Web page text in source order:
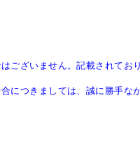
ございません。記載されてお
につきましては、誠に勝手な